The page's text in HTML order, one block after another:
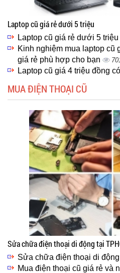
Laptop cũ giá rẻ dưới 5 triệu
Laptop cũ giá rẻ dưới 5 triệu
Kinh nghiệm mua laptop cũ
giá rẻ phù hợp cho bạn
Laptop cũ giá 4 triệu đồng
MUA ĐIỆN THOẠI CŨ
Sửa chữa điện thoại di động tại
Sửa chữa điện thoại di
Mua điện thoại cũ giá rẻ và